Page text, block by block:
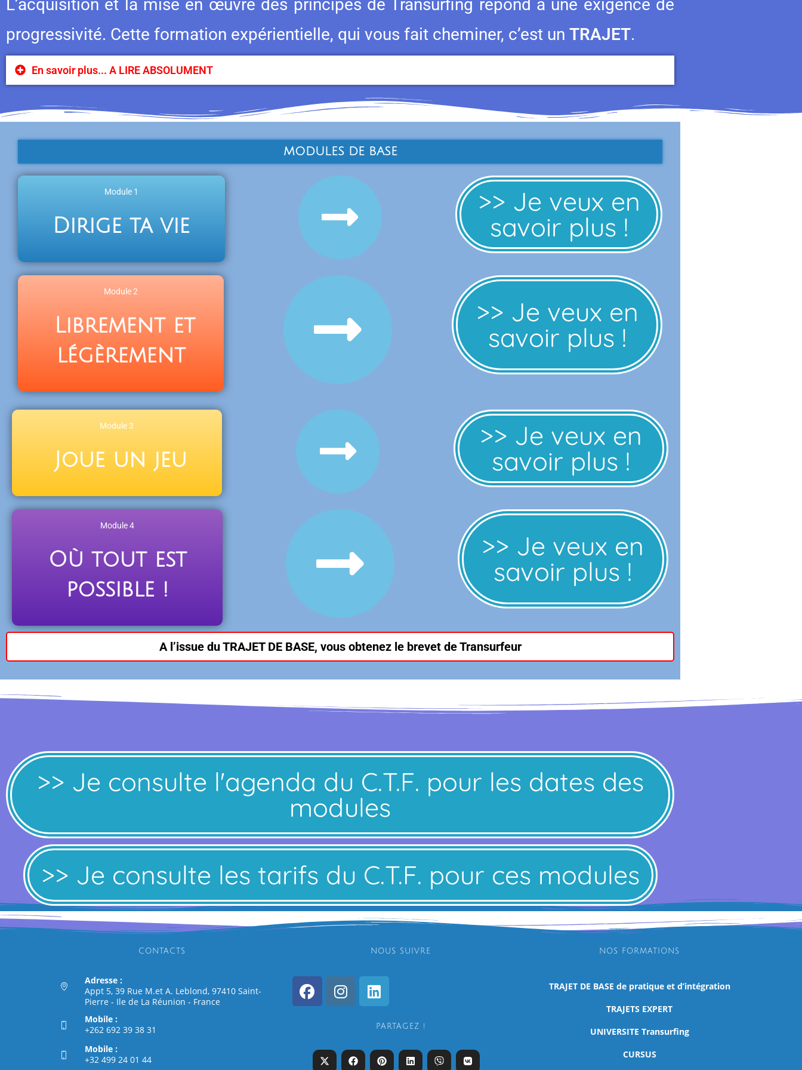
L’acquisition et la mise en œuvre des principes de Transurfing répond à une exigence de
progressivité. Cette formation expérientielle, qui vous fait cheminer, c’est un TRAJET.
En savoir plus... A LIRE ABSOLUMENT
MODULES DE BASE
Module 1
Dirige ta vie
>> Je veux en
savoir plus !
Module 2
Librement et
légèrement
>> Je veux en
savoir plus !
Module 3
Joue un jeu
>> Je veux en
savoir plus !
Module 4
Où tout est
possible !
>> Je veux en
savoir plus !
A l’issue du TRAJET DE BASE, vous obtenez le brevet de Transurfeur
>> Je consulte l'agenda du C.T.F. pour les dates des
modules
>> Je consulte les tarifs du C.T.F. pour ces modules
CONTACTS
Adresse :
Appt 5, 39 Rue M.et A. Leblond, 97410 Saint-
Pierre - Ile de La Réunion - France
Mobile :
+262 692 39 38 31
Mobile :
+32 499 24 01 44
NOUS SUIVRE
PARTAGEZ !
NOS FORMATIONS
TRAJET DE BASE de pratique et d’intégration
TRAJETS EXPERT
UNIVERSITE Transurfing
CURSUS